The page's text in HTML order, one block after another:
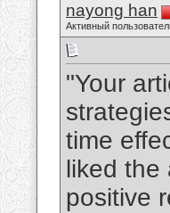
nayong han
Активный
"Your
time
liked the
positive